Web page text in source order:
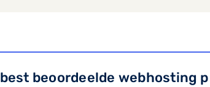
best beoordeelde webhosting